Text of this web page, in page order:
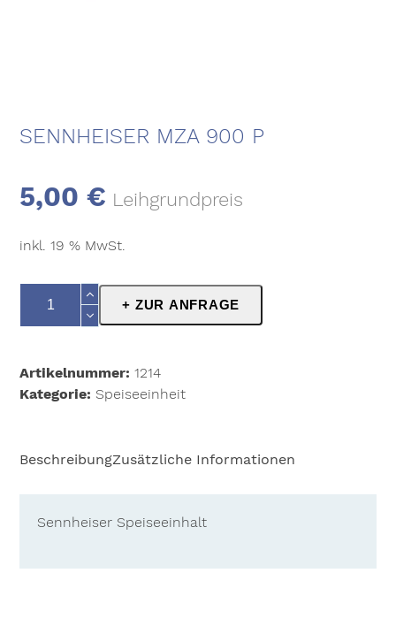
SENNHEISER MZA 900 P
5,00€ Leihgrundpreis
inkl. 19 % MwSt.
Sennheiser
Menge
+ ZUR ANFRAGE
Artikelnummer:1214
Kategorie: Speiseeinheit
BeschreibungZusätzliche Informationen
Sennheiser Speiseeinhalt